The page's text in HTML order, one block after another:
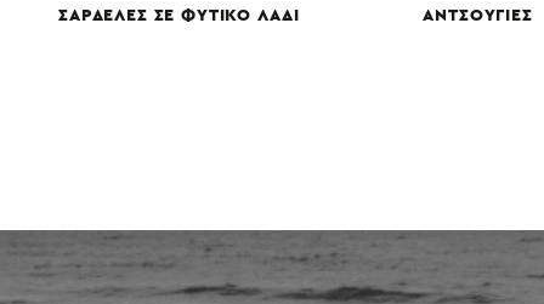
ΣΑΡΔΕΛΕΣ ΣΕ ΦΥΤΙΚΟ ΛΑΔΙ ΑΝΤΣΟΥΓΙΕΣ